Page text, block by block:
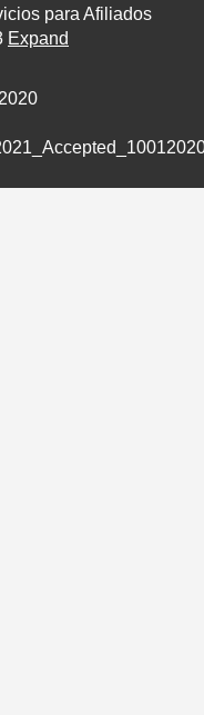
para Afiliados
Expand